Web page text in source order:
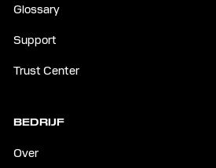
Glossary
Support
Trust Center
BEDRIJF
Over